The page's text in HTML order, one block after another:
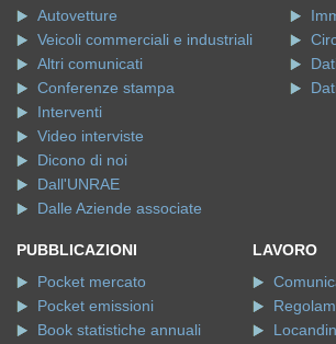
Autovetture
Veicoli commerciali e industriali
Altri comunicati
Conferenze stampa
Interventi
Video interviste
Dicono di noi
Dall'UNRAE
Dalle Aziende associate
PUBBLICAZIONI
Pocket mercato
Pocket emissioni
Book statistiche annuali
LAVORO